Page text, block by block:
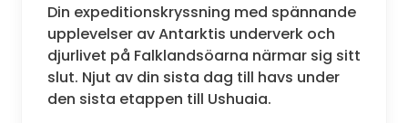
Din expeditionskryssning med spännande
upplevelser av Antarktis underverk och
djurlivet på Falklandsöarna närmar sig sitt
slut. Njut av din sista dag till havs under
den sista etappen till Ushuaia.